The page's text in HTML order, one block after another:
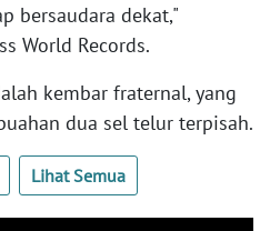
bersaudara dekat,"
World Records.
kembar fraternal, yang
dua sel telur terpisah.
Lihat Semua